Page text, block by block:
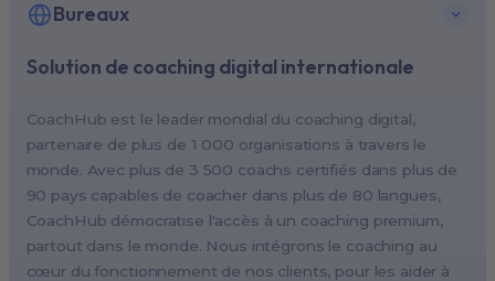
Solution de coaching digital internationale
CoachHub est le leader mondial du coaching digital,
partenaire de plus de 1 000 organisations à travers le
monde. Avec plus de 3 500 coachs certifiés dans plus de
90 pays capables de coacher dans plus de 80 langues,
CoachHub démocratise l'accès à un coaching premium,
partout dans le monde. Nous intégrons le coaching au
cœur du fonctionnement de nos clients, pour les aider à
Bureaux
New York, USA (North America HQ)
London, UK
Paris, France
Melbourne, Australia
Amsterdam, Netherlands